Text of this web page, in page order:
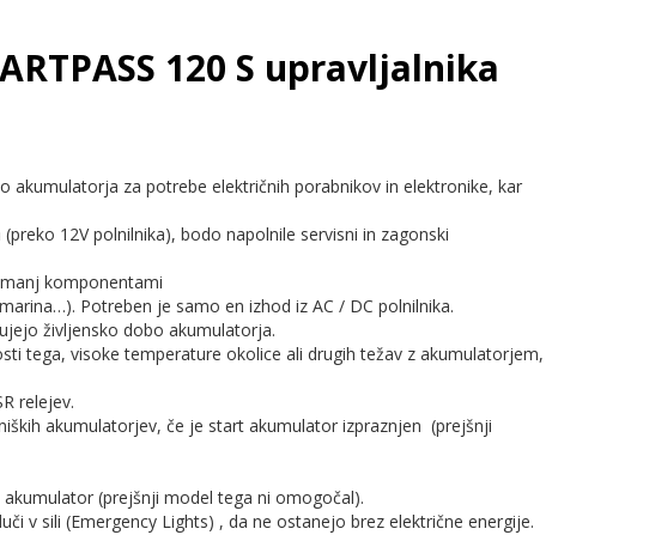
120 S upravljalnika
za potrebe električnih porabnikov in elektronike, kar
12V polnilnika), bodo napolnile servisni in zagonski
komponentami
Potreben je samo en izhod iz AC / DC polnilnika.
življensko dobo akumulatorja.
tega, visoke temperature okolice ali drugih težav z akumulatorjem,
relejev.
akumulatorjev, če je start akumulator izpraznjen (prejšnji
(prejšnji model tega ni omogočal).
v sili (Emergency Lights) , da ne ostanejo brez električne energije.